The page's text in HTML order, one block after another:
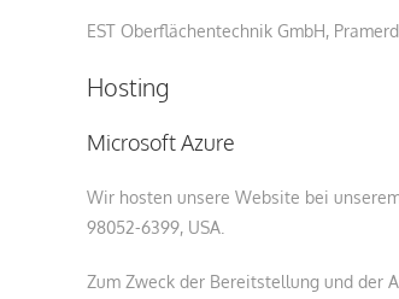
EST Oberflächentechnik GmbH,
Hosting
Microsoft Azure
Wir hosten unsere Website bei
98052-6399, USA.
Zum Zweck der Bereitstellung und der